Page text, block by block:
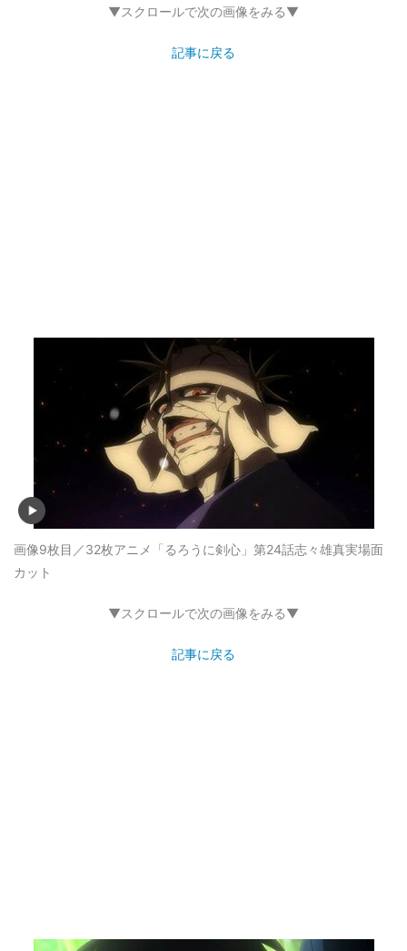
▼スクロールで次の画像をみる▼
記事に戻る
画像9枚目／32枚アニメ「るろうに剣心」第24話志々雄真実場面
カット
▼スクロールで次の画像をみる▼
記事に戻る